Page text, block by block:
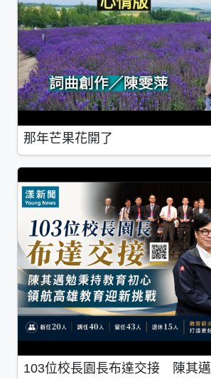
那年芒果花開了
103位校長園長布達交接 陳其